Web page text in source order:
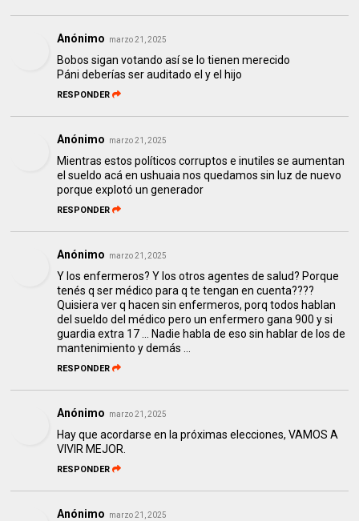
Anónimo marzo 21, 2025
Bobos sigan votando así se lo tienen merecido
Páni deberías ser auditado el y el hijo
RESPONDER
Anónimo marzo 21, 2025
Mientras estos políticos corruptos e inutiles se aumentan
el sueldo acá en ushuaia nos quedamos sin luz de nuevo
porque explotó un generador
RESPONDER
Anónimo marzo 21, 2025
Y los enfermeros? Y los otros agentes de salud? Porque
tenés q ser médico para q te tengan en cuenta????
Quisiera ver q hacen sin enfermeros, porq todos hablan
del sueldo del médico pero un enfermero gana 900 y si
guardia extra 17 ... Nadie habla de eso sin hablar de los de
mantenimiento y demás ...
RESPONDER
Anónimo marzo 21, 2025
Hay que acordarse en la próximas elecciones, VAMOS A
VIVIR MEJOR.
RESPONDER
Anónimo marzo 21, 2025